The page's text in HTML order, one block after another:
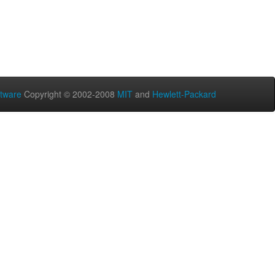
Copyright © 2002-2008 MIT and Hewlett-Packard